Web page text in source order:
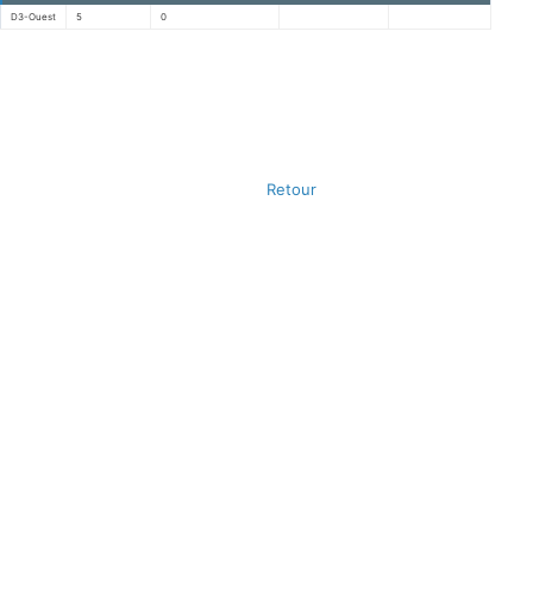
D3-Ouest 5 0
Retour